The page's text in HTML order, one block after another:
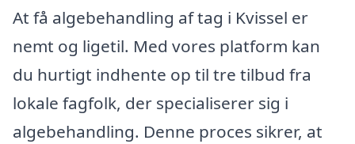
At få algebehandling af tag i Kvissel er
nemt og ligetil. Med vores platform kan
du hurtigt indhente op til tre tilbud fra
lokale fagfolk, der specialiserer sig i
algebehandling. Denne proces sikrer, at